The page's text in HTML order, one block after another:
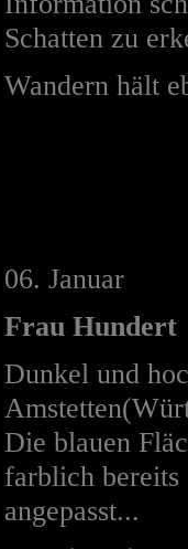
Schatten zu
Wandern hält
06. Januar
Frau Hundert
Dunkel und
Die blauen
farblich bereits
angepasst...